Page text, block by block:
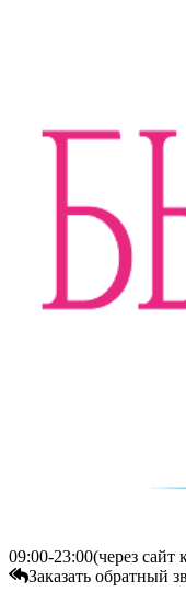
09:00-23:00(через сайт
Заказать обратный